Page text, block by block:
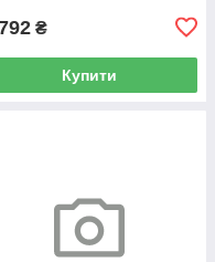
₴
Купити